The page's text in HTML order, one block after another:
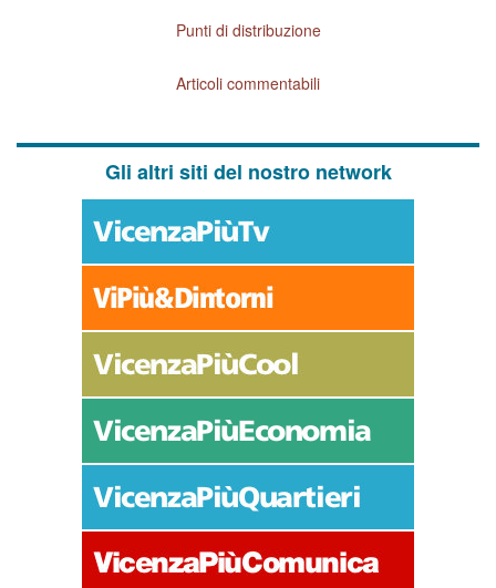
Punti di distribuzione
Articoli commentabili
Gli altri siti del nostro network